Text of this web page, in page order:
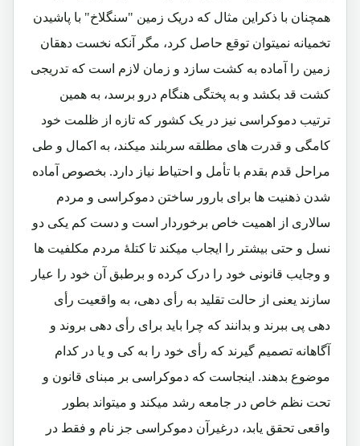
همچنان با ذکراین مثال که دریک زمین "سنگلاخ" با پاشیدن
تخمیانه نمیتوان توقع حاصل کرد، مگر آنکه نخست دهقان
زمین را آماده به کشت سازد و زمان لازم است که تدریجی
کشت قد بکشد و به پختگی هنگام درو برسد، به همین
ترتیب دموکراسی نیز در یک کشور که تازه از ظلمت خود
کامگی و قدرت های مطلقه سربلند میکند، به اکمال و طی
مراحل قدم بقدم با تأمل و احتیاط نیاز دارد. بخصوص آماده
شدن ذهنیت ها برای بارور ساختن دموکراسی و مردم
سالاری از اهمیت خاص برخوردار است و دست کم یکی دو
نسل و حتی بیشتر را ایجاب میکند تا کتلۀ مردم مکلفیت ها
و وجایب قانونی خود را درک کرده و برطبق آن خود را عیار
سازند یعنی از حالت تقلید به رأی دهی، به واقعیت رأی
دهی پی ببرند و بدانند که چرا باید برای رأی دهی بروند و
آگاهانه تصمیم گیرند که رأی خود را به کی و یا در کدام
موضوع بدهند. اینجاست که دموکراسی بر مبنای قانون و
تحت نظم خاص در جامعه رشد میکند و میتواند بطور
واقعی تحقق یابد، درغیرآن دموکراسی جز نام و فقط در